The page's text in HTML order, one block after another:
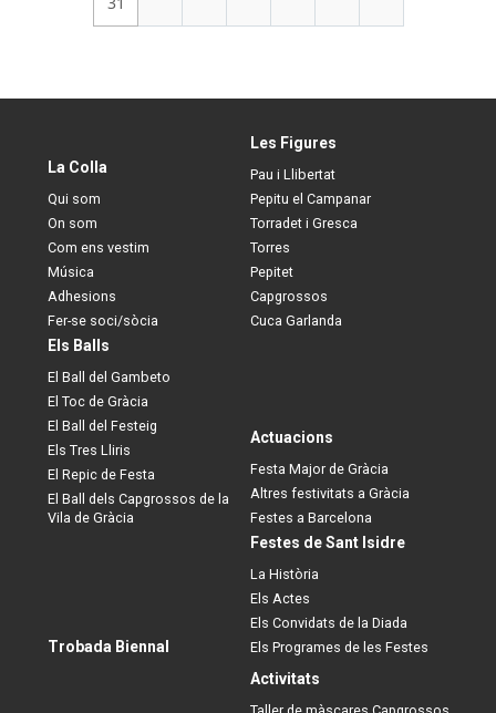
La Colla
Qui som
On som
Com ens vestim
Música
Adhesions
Fer-se soci/sòcia
Les Figures
Pau i Llibertat
Pepitu el Campanar
Torradet i Gresca
Torres
Pepitet
Capgrossos
Cuca Garlanda
Els Balls
El Ball del Gambeto
El Toc de Gràcia
El Ball del Festeig
Els Tres Lliris
El Repic de Festa
El Ball dels Capgrossos de la
Vila de Gràcia
Actuacions
Festa Major de Gràcia
Altres festivitats a Gràcia
Festes a Barcelona
Trobada Biennal
Festes de Sant Isidre
La Història
Els Actes
Els Convidats de la Diada
Els Programes de les Festes
Activitats